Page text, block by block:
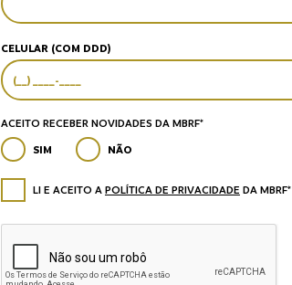
CELULAR (COM DDD)
ACEITO RECEBER NOVIDADES DA MBRF*
SIM NÃO
LI E ACEITO A POLÍTICA DE PRIVACIDADE DA MBRF*